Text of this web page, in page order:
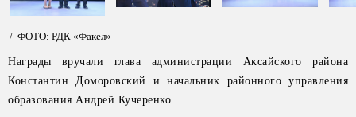
/ ФОТО: РДК «Факел»
Награды вручали глава администрации Аксайского района
Константин Доморовский и начальник районного управления
образования Андрей Кучеренко.